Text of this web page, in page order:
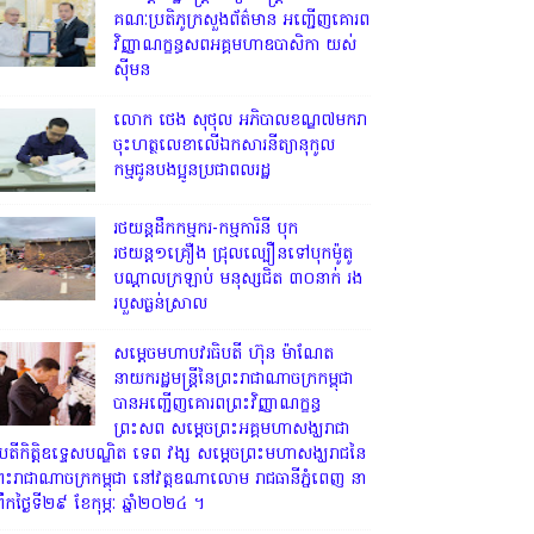
ឯកឧត្តមរដ្ឋមន្ត្រី នេត្រ ភក្ត្រា ដឹកនាំ
គណៈប្រតិភូក្រសួងព័ត៌មាន អញ្ជើញគោរព
វិញ្ញាណក្ខន្ធសពអគ្គមហាឧបាសិកា យស់
លោក ថេង សុថុល អភិបាលខណ្ឌ៧មករា
ចុះហត្ថលេខាលើឯកសារនីត្យានុកូល
រថយន្តដឹកកម្មករ-កម្មការិនី បុក
រថយន្ត១គ្រឿង ជ្រុលល្បឿនទៅបុកម៉ូតូ
បណ្តាលក្រឡាប់ មនុស្សជិត ៣០នាក់ រង
សម្តេចមហាបវរធិបតី ហ៊ុន ម៉ាណែត
នាយករដ្ឋមន្ត្រីនៃព្រះរាជាណាចក្រកម្ពុជា
បានអញ្ជើញគោរពព្រះវិញ្ញាណក្ខន្ធ
ព្រះសព សម្តេចព្រះអគ្គមហាសង្ឃរាជា
តីកិត្តិឧទ្ទេសបណ្ឌិត ទេព វង្ស សម្តេចព្រះមហាសង្ឃរាជនៃ
ះរាជាណាចក្រកម្ពុជា នៅវត្តឧណាលោម រាជធានីភ្នំពេញ នា